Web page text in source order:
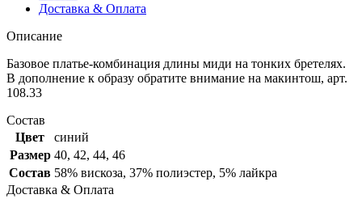
Доставка & Оплата
Описание
Базовое платье-комбинация длины миди на тонких бретелях.
В дополнение к образу обратите внимание на макинтош, арт.
108.33
Состав
Цвет
синий
Размер 40, 42, 44, 46
Состав 58% вискоза, 37% полиэстер, 5% лайкра
Доставка & Оплата